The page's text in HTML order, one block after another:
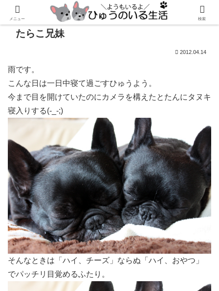
たらこ兄妹
2012.04.14
雨です。
こんな日は一日中寝て過ごすひゅうよう。
今まで目を開けていたのにカメラを構えたとたんにタヌキ
寝入りする(-_-;)
そんなときは「ハイ、チーズ」ならぬ「ハイ、おやつ」
でパッチリ目覚めるふたり。
メニュー 検索